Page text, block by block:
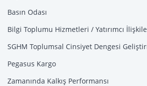
Basın Odası
Bilgi Toplumu Hizmetleri / Yatırımcı
SGHM Toplumsal Cinsiyet Dengesi
Pegasus Kargo
Zamanında Kalkış Performansı